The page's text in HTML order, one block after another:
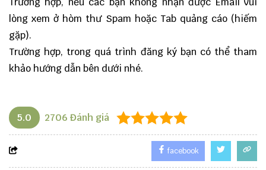
lòng xem ở hòm thư Spam hoặc Tab quảng cáo (hiếm
gặp).
Trường hợp, trong quá trình đăng ký bạn có thể tham
khảo hướng dẫn bên dưới nhé.
5.0 2706 Đánh giá
facebook